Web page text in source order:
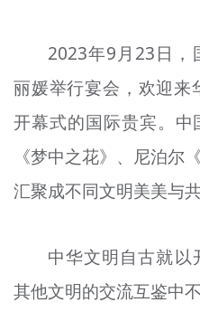
2023年9月23日，
丽媛举行宴会，欢迎来
开幕式的国际贵宾。
《梦中之花》、尼泊尔
汇聚成不同文明美美与共
中华文明自古就以
其他文明的交流互鉴中